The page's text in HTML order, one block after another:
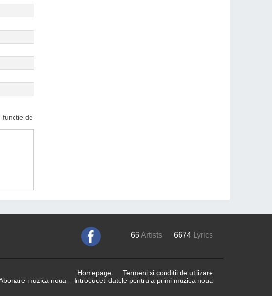
functie de
66Artists 6674 Lyrics
Homepage
Termeni si conditii de utilizare
muzica noua – Introduceti datele pentru a primi muzica noua